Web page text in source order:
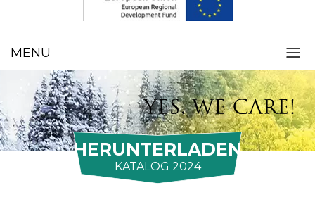
MENU
HERUNTERLADEN
KATALOG 2024